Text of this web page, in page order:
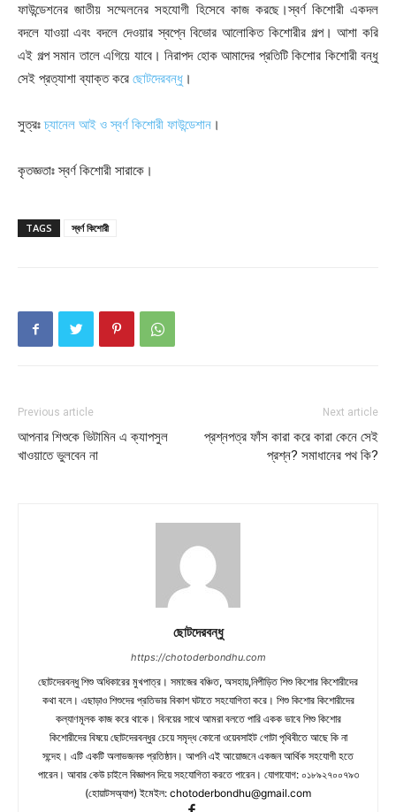
ফাউন্ডেশনের জাতীয় সম্মেলনের সহযোগী হিসেবে কাজ করছে।স্বর্ণ কিশোরী একদল
বদলে যাওয়া এবং বদলে দেওয়ার স্বপ্নে বিভোর আলোকিত কিশোরীর গল্প। আশা করি
এই গল্প সমান তালে এগিয়ে যাবে। নিরাপদ হোক আমাদের প্রতিটি কিশোর কিশোরী বন্ধু
সেই প্রত্যাশা ব্যাক্ত করে ছোটদেরবন্ধু ।
সুত্রঃচ্যানেল আই ও স্বর্ণ কিশোরী ফাউন্ডেশান ।
কৃতজ্ঞতাঃ স্বর্ণ কিশোরী সারাকে।
TAGS স্বর্ণ কিশোরী
Previous article
আপনার শিশুকে ভিটামিন এ ক্যাপসুল
খাওয়াতে ভুলবেন না
Next article
প্রশ্নপত্র ফাঁস কারা করে কারা কেনে সেই
প্রশ্ন? সমাধানের পথ কি?
ছোটদেরবন্ধু
https://chotoderbondhu.com
ছোটদেরবন্ধু শিশু অধিকারের মুখপাত্র। সমাজের বঞ্চিত, অসহায়,নিপীড়িত শিশু কিশোর কিশোরীদের
কথা বলে। এছাড়াও শিশুদের প্রতিভার বিকাশ ঘটাতে সহযোগিতা করে। শিশু কিশোর কিশোরীদের
কল্যাণমূলক কাজ করে থাকে। বিনয়ের সাথে আমরা বলতে পারি একক ভাবে শিশু কিশোর
কিশোরীদের বিষয়ে ছোটদেরবন্ধুর চেয়ে সমৃদ্ধ কোনো ওয়েবসাইট গোটা পৃথিবীতে আছে কি না
সন্দেহ। এটি একটি অলাভজনক প্রতিষ্ঠান। আপনি এই আয়োজনে একজন আর্থিক সহযোগী হতে
পারেন। আবার কেউ চাইলে বিজ্ঞাপন দিয়ে সহযোগিতা করতে পারেন। যোগাযোগ: ০১৮৯২৭০০৭৯৩
(হোয়াটসঅ্যাপ) ইমেইল: chotoderbondhu@gmail.com